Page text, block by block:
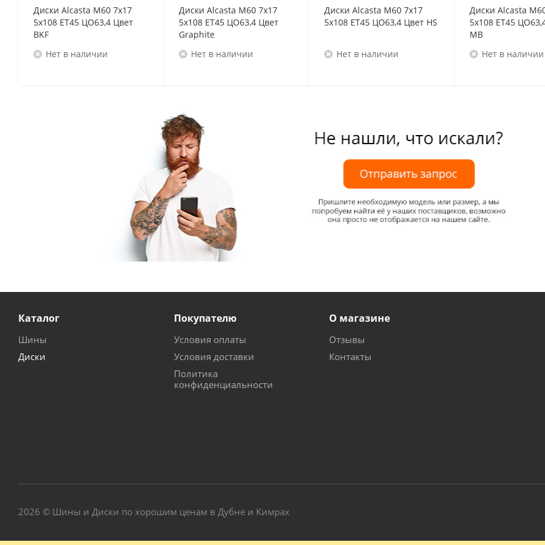
Диски Alcasta M60 7x17
5x108 ET45 ЦО63,4 Цвет
BKF
Нет в наличии
Диски Alcasta M60 7x17
5x108 ET45 ЦО63,4 Цвет
Graphite
Нет в наличии
Диски Alcasta M60 7x17
5x108 ET45 ЦО63,4 Цвет HS
Нет в наличии
Диски Alcasta
5x108 ET45
MB
Нет в наличии
Каталог
Шины
Диски
Покупателю
Условия оплаты
Условия доставки
Политика
конфиденциальности
О магазине
Отзывы
Контакты
2026 © Шины и Диски по хорошим ценам в Дубне и Кимрах